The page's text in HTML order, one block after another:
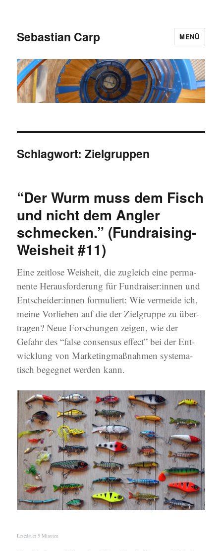
Sebastian Carp MENÜ
Schlagwort:Zielgruppen
“Der Wurm muss dem Fisch
und nicht dem Angler
schmecken.” (Fundraising-
Weisheit #11)
Eine zeit­lo­se Weis­heit, die zugleich eine per­ma­
nen­te Her­aus­for­de­rung für Fundraiser:innen und
Entscheider:innen for­mu­liert: Wie ver­mei­de ich,
mei­ne Vor­lie­ben auf die der Ziel­grup­pe zu über­
tra­gen? Neue For­schun­gen zei­gen, wie der
Gefahr des “fal­se con­sen­sus effect” bei der Ent­
wick­lung von Mar­ke­ting­maß­nah­men sys­te­ma­
tisch begeg­net wer­den kann.
Lese­dau­er 5 Minu­ten